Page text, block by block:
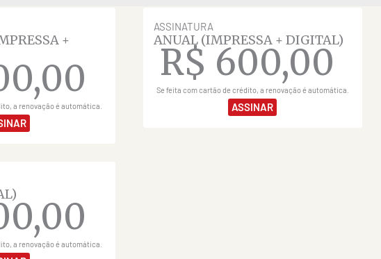
+
a renovação é automática.
ASSINATURA
ANUAL (IMPRESSA + DIGITAL)
R$ 600,00
Se feita com cartão de crédito, a renovação é automática.
ASSINAR
a renovação é automática.